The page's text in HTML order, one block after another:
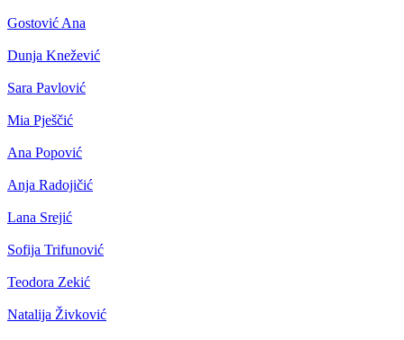
Gostović Ana
Dunja Knežević
Sara Pavlović
Mia Pješčić
Ana Popović
Anja Radojičić
Lana Srejić
Sofija Trifunović
Teodora Zekić
Natalija Živković